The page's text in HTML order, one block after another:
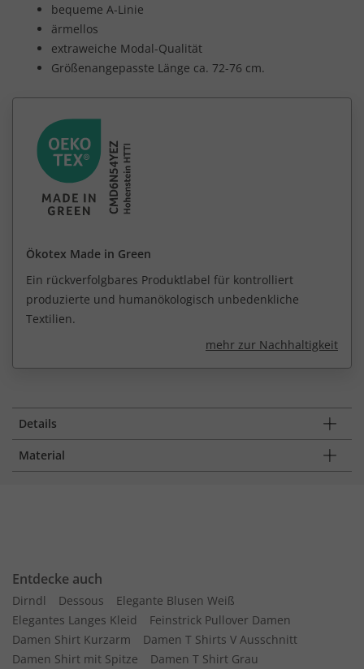
bequeme A-Linie
ärmellos
extraweiche Modal-Qualität
Größenangepasste Länge ca. 72-76 cm.
Ökotex Made in Green
Ein rückverfolgbares Produktlabel für kontrolliert
produzierte und humanökologisch unbedenkliche
Textilien.
mehr zur Nachhaltigkeit
Details
Material
Entdecke auch
Dirndl Dessous
Elegante Blusen Weiß
Elegantes Langes Kleid
Feinstrick Pullover Damen
Damen Shirt Kurzarm
Damen T Shirts V Ausschnitt
Damen Shirt mit Spitze
Damen T Shirt Grau